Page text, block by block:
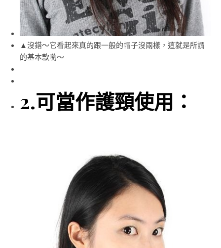
▲沒錯～它看起來真的跟一般的帽子沒兩樣，這就是所謂
的基本款喲～
2.可當作護頸使用：